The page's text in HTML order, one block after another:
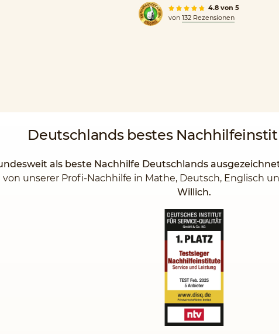
4.8 von 5
von 132 Rezensionen
Deutschlands bestes
als beste Nachhilfe Deutschlands
unserer Profi-Nachhilfe in Mathe, Deutsch, Englisch
Willich.